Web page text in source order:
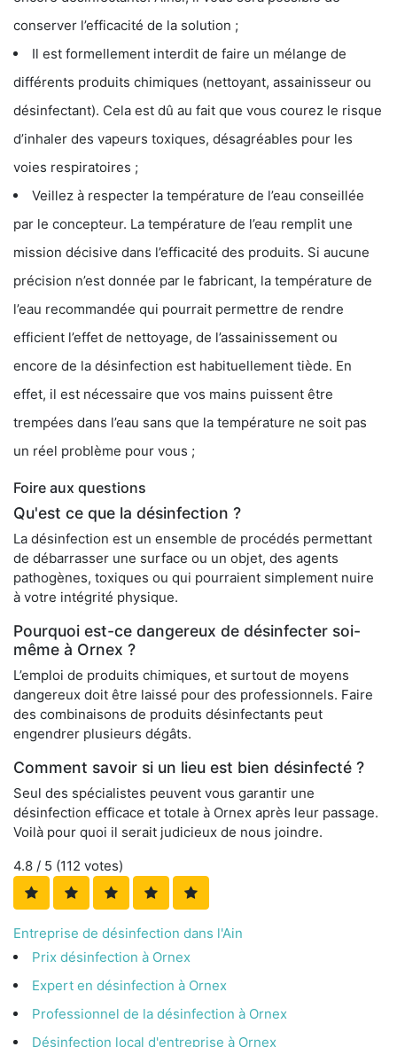
conserver l’efficacité de la solution ;
Il est formellement interdit de faire un mélange de
différents produits chimiques (nettoyant, assainisseur ou
désinfectant). Cela est dû au fait que vous courez le risque
d’inhaler des vapeurs toxiques, désagréables pour les
voies respiratoires ;
Veillez à respecter la température de l’eau conseillée
par le concepteur. La température de l’eau remplit une
mission décisive dans l’efficacité des produits. Si aucune
précision n’est donnée par le fabricant, la température de
l’eau recommandée qui pourrait permettre de rendre
efficient l’effet de nettoyage, de l’assainissement ou
encore de la désinfection est habituellement tiède. En
effet, il est nécessaire que vos mains puissent être
trempées dans l’eau sans que la température ne soit pas
un réel problème pour vous ;
Foire aux questions
Qu'est ce que la désinfection ?
La désinfection est un ensemble de procédés permettant
de débarrasser une surface ou un objet, des agents
pathogènes, toxiques ou qui pourraient simplement nuire
à votre intégrité physique.
Pourquoi est-ce dangereux de désinfecter soi-
même à Ornex ?
L’emploi de produits chimiques, et surtout de moyens
dangereux doit être laissé pour des professionnels. Faire
des combinaisons de produits désinfectants peut
engendrer plusieurs dégâts.
Comment savoir si un lieu est bien désinfecté ?
Seul des spécialistes peuvent vous garantir une
désinfection efficace et totale à Ornex après leur passage.
Voilà pour quoi il serait judicieux de nous joindre.
4.8 / 5 (112 votes)
Entreprise de désinfection dans l'Ain
Prix désinfection à Ornex
Expert en désinfection à Ornex
Professionnel de la désinfection à Ornex
Désinfection local d'entreprise à Ornex